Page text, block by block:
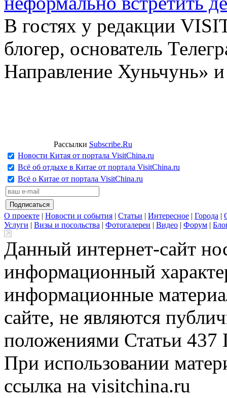
В гостях у редакции
блогер, основатель
Направление Хуньчунь»
Рассылки Subscribe.Ru
Новости Китая от портала VisitChina.ru
Всё об отдыхе в Китае от портала VisitChina.ru
Всё о Китае от портала VisitChina.ru
О проекте | Новости и события | Статьи | Интересное | Города |
Услуги | Визы и посольства | Фотогалереи | Видео | Форум |
Данный интернет-сайт
информационный
информационные
сайте, не являются
положениями Статьи 437
При использовании
ссылка на visitchina.ru